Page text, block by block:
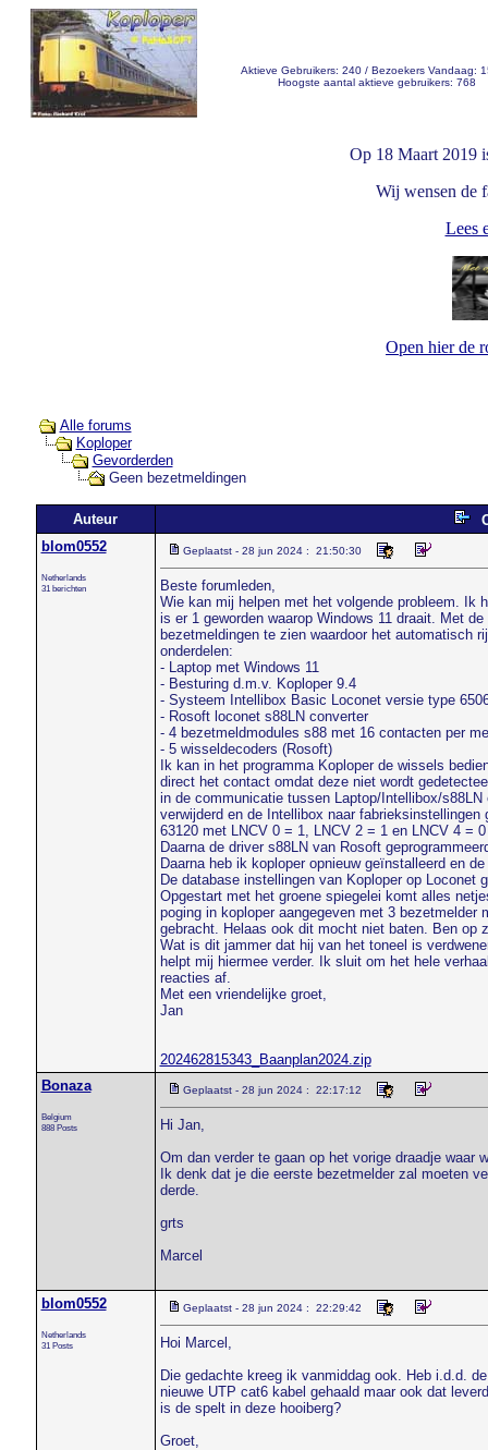
Aktieve Gebruikers: 240 / Bezoekers Vandaag:
Hoogste aantal aktieve gebruikers: 768
Op 18 Maart 2019
Wij wensen de
Lees
Open hier de
Alle forums
Koploper
Gevorderden
Geen bezetmeldingen
Auteur
blom0552
Netherlands
31 berichten
Geplaatst - 28 jun 2024 : 21:50:30
Beste forumleden,
Wie kan mij helpen met het volgende probleem. Ik
is er 1 geworden waarop Windows 11 draait. Met
bezetmeldingen te zien waardoor het automatisch
onderdelen:
- Laptop met Windows 11
- Besturing d.m.v. Koploper 9.4
- Systeem Intellibox Basic Loconet versie type
- Rosoft loconet s88LN converter
- 4 bezetmeldmodules s88 met 16 contacten per
- 5 wisseldecoders (Rosoft)
Ik kan in het programma Koploper de wissels
direct het contact omdat deze niet wordt
in de communicatie tussen Laptop/Intellibox/
verwijderd en de Intellibox naar
63120 met LNCV 0 = 1, LNCV 2 = 1 en LNCV 4 = 0
Daarna de driver s88LN van Rosoft
Daarna heb ik koploper opnieuw geïnstalleerd en
De database instellingen van Koploper op Loconet
Opgestart met het groene spiegelei komt alles
poging in koploper aangegeven met 3 bezetmelder
gebracht. Helaas ook dit mocht niet baten. Ben op
Wat is dit jammer dat hij van het toneel is
helpt mij hiermee verder. Ik sluit om het hele
reacties af.
Met een vriendelijke groet,
Jan
202462815343_Baanplan2024.zip
Bonaza
Belgium
888 Posts
Geplaatst - 28 jun 2024 : 22:17:12
Hi Jan,
Om dan verder te gaan op het vorige draadje waar
Ik denk dat je die eerste bezetmelder zal moeten
derde.
grts
Marcel
blom0552
Netherlands
31 Posts
Geplaatst - 28 jun 2024 : 22:29:42
Hoi Marcel,
Die gedachte kreeg ik vanmiddag ook. Heb i.d.d.
nieuwe UTP cat6 kabel gehaald maar ook dat
is de spelt in deze hooiberg?
Groet,